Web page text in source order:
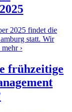
2025 findet die
statt. Wir
mehr ›
frühzeitige